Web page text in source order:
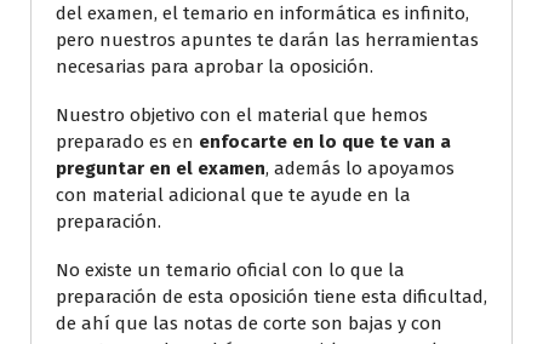
del examen, el temario en informática es infinito,
pero nuestros apuntes te darán las herramientas
necesarias para aprobar la oposición.
Nuestro objetivo con el material que hemos
preparado es en enfocarte en lo que te van a
preguntar en el examen, además lo apoyamos
con material adicional que te ayude en la
preparación.
No existe un temario oficial con lo que la
preparación de esta oposición tiene esta dificultad,
de ahí que las notas de corte son bajas y con